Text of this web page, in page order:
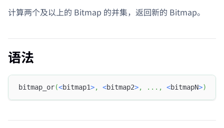
计算两个及以上的 Bitmap 的并集，返回新的 Bitmap。
语法
bitmap_or(<bitmap1>, <bitmap2>, . . . , <bitmapN>)